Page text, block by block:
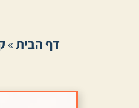
דף הבית»